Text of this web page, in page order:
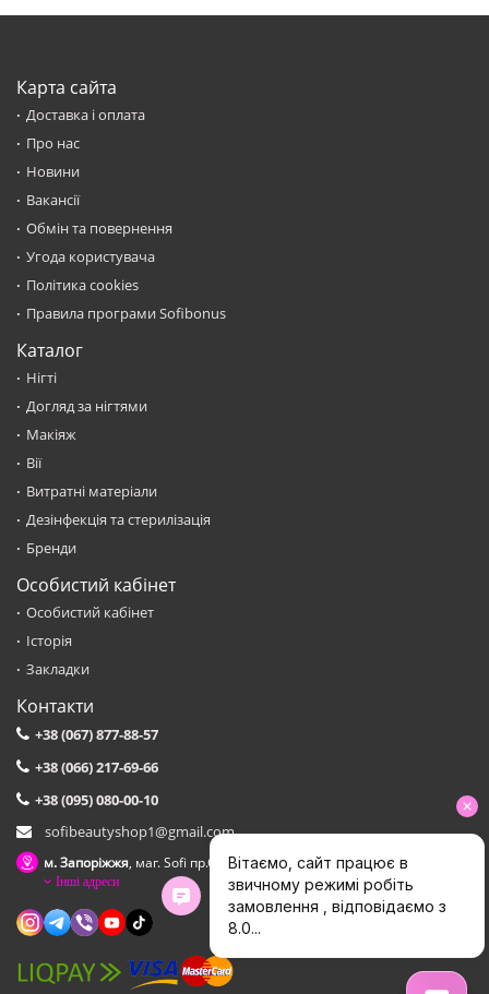
Карта сайта
Доставка і оплата
Про нас
Новини
Вакансії
Обмін та повернення
Угода користувача
Політика cookies
Правила програми Sofibonus
Каталог
Нігті
Догляд за нігтями
Макіяж
Вії
Витратні матеріали
Дезінфекція та стерилізація
Бренди
Особистий кабінет
Особистий кабінет
Історія
Закладки
Контакти
+38 (067) 877-88-57
+38 (066) 217-69-66
+38 (095) 080-00-10
sofibeautyshop1@gmail.com
м. Запоріжжя, маг. Sofi пр.Соборний,153 зуп. Сталеварiв
Інші адреси